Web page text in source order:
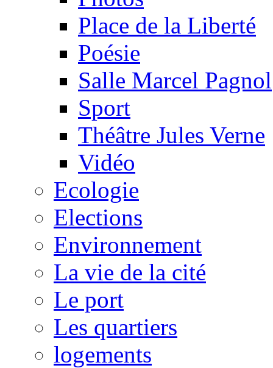
Place de la Liberté
Poésie
Salle Marcel Pagnol
Sport
Théâtre Jules Verne
Vidéo
Ecologie
Elections
Environnement
La vie de la cité
Le port
Les quartiers
logements